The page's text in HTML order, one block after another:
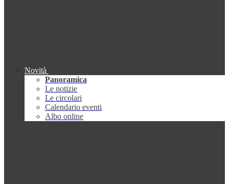
Novità
Panoramica
Le notizie
Le circolari
Calendario eventi
Albo online